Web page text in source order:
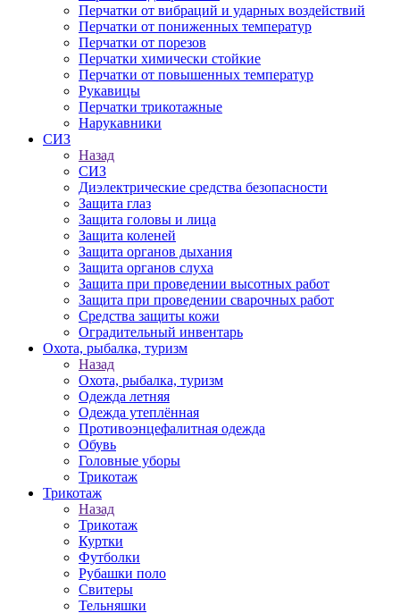
Перчатки от вибраций и ударных воздействий
Перчатки от пониженных температур
Перчатки от порезов
Перчатки химически стойкие
Перчатки от повышенных температур
Рукавицы
Перчатки трикотажные
Нарукавники
СИЗ
Назад
СИЗ
Диэлектрические средства безопасности
Защита глаз
Защита головы и лица
Защита коленей
Защита органов дыхания
Защита органов слуха
Защита при проведении высотных работ
Защита при проведении сварочных работ
Средства защиты кожи
Оградительный инвентарь
Охота, рыбалка, туризм
Назад
Охота, рыбалка, туризм
Одежда летняя
Одежда утеплённая
Противоэнцефалитная одежда
Обувь
Головные уборы
Трикотаж
Трикотаж
Назад
Трикотаж
Куртки
Футболки
Рубашки поло
Свитеры
Тельняшки